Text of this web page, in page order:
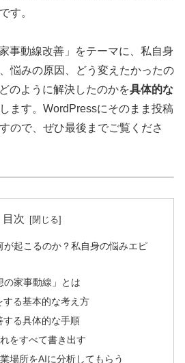
です。
事動線改善」をテーマに、私自身
悩みの原因、どう変えたかったの
のように解決したのかを具体的な
ます。WordPressにそのまま投稿
ので、ぜひ最後までご覧くださ
目次
が起こるのか？私自身の悩みエピ
の家事動線」とは
る基本的な考え方
する具体的な手順
をすべて書き出す
場所をAIに分析してもらう